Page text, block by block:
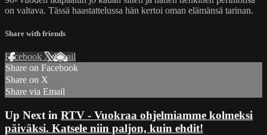
on valtava. Tässä haastattelussa hän kertoi oman elämänsä tarinan.
Share with friends
Facebook XEmail
Share on Facebook
Share on X
Share via Email
Up Next in RTV - Vuokraa ohjelmiamme kolmeksi
päiväksi. Katsele niin paljon, kuin ehdit!